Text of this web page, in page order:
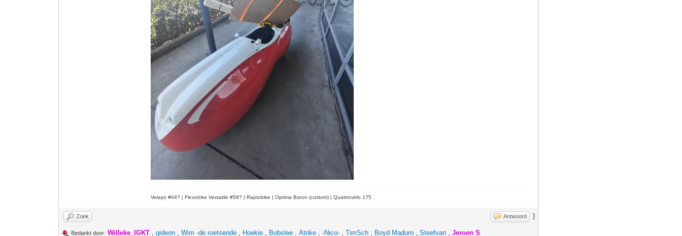
Velayo #04? | Flevobike Versatile #58? | Raptobike | Optima Baron (custom) | Quattrovelo 175
Zoek Antwoord }
Bedankt door: Willeke_IGKT ,gideon ,Wim -de roetsende , Hoekie , Bobslee ,Atrike ,-Nico- ,TimSch , Boyd Maduro ,Steefvan ,Jeroen S